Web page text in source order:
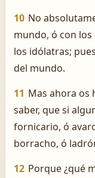
10 No
mundo, ó con
los idólatras;
del mundo.
11 Mas ahora os
saber, que si
fornicario, ó
borracho, ó
12 Porque ¿qué